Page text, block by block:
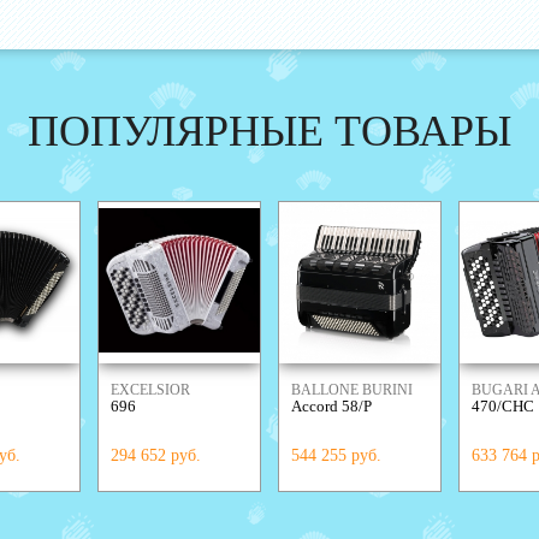
ПОПУЛЯРНЫЕ ТОВАРЫ
EXCELSIOR
696
294 652 руб.
BALLONE BURINI
Accord 58/P
544 255 руб.
BUGARI
470/CHC
633 764